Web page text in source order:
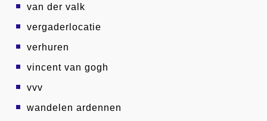
van der valk
vergaderlocatie
verhuren
vincent van gogh
vvv
wandelen ardennen